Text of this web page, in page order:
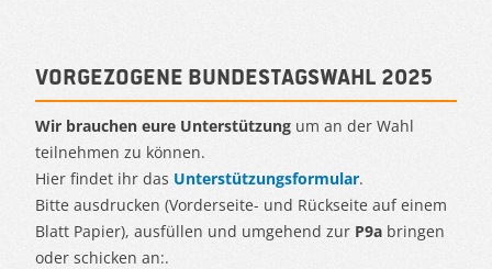
Vorgezogene Bundestagswahl 2025
Wir brauchen eure Unterstützung um an der Wahl
teilnehmen zu können.
Hier findet ihr das Unterstützungsformular.
Bitte ausdrucken (Vorderseite- und Rückseite auf einem
Blatt Papier), ausfüllen und umgehend zur P9a bringen
oder schicken an:.